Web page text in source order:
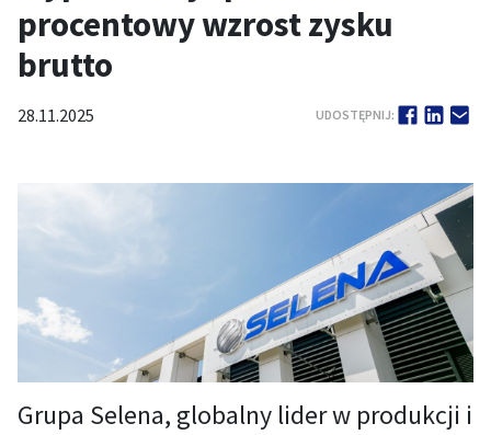
procentowy wzrost zysku
brutto
28.11.2025 UDOSTĘPNIJ:
Grupa Selena, globalny lider w produkcji i